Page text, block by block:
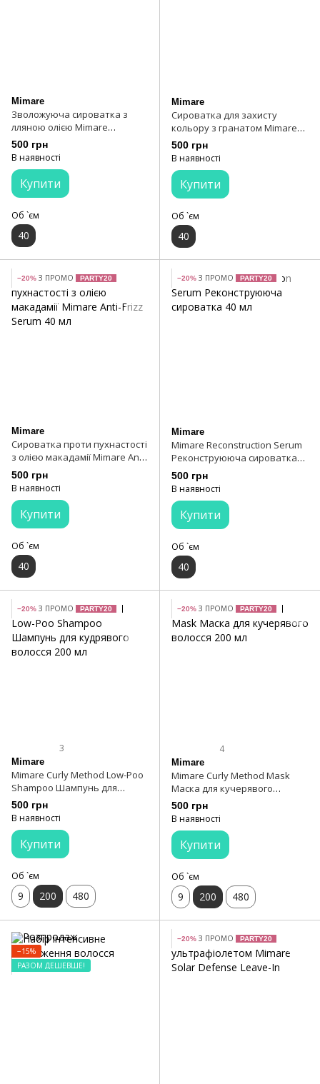
Mimare
Зволожуюча сироватка з
лляною олією Mimare
Moisturization Serum 40 мл
500 грн
В наявності
Купити
Об `єм
40
Mimare
Сироватка для захисту
кольору з гранатом Mimare
Color Care Serum 40 мл
500 грн
В наявності
Купити
Об `єм
40
−20% З ПРОМО PARTY20
Mimare
Сироватка проти пухнастості
з олією макадамії Mimare Anti-
Frizz Serum 40 мл
500 грн
В наявності
Купити
Об `єм
40
−20% З ПРОМО PARTY20
Mimare
Mimare Reconstruction Serum
Реконструююча сироватка
40 мл
500 грн
В наявності
Купити
Об `єм
40
−20% З ПРОМО PARTY20
3
Mimare
Mimare Curly Method Low-Poo
Shampoo Шампунь для
кудрявого волосся 200 мл
500 грн
В наявності
Купити
Об `єм
9 200 480
−20% З ПРОМО PARTY20
4
Mimare
Mimare Curly Method Mask
Маска для кучерявого
волосся 200 мл
500 грн
В наявності
Купити
Об `єм
9 200 480
−15%
РАЗОМ ДЕШЕВШЕ!
−20% З ПРОМО PARTY20